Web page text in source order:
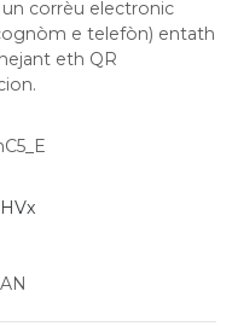
un corrèu electronic
e telefòn) entath
eth QR